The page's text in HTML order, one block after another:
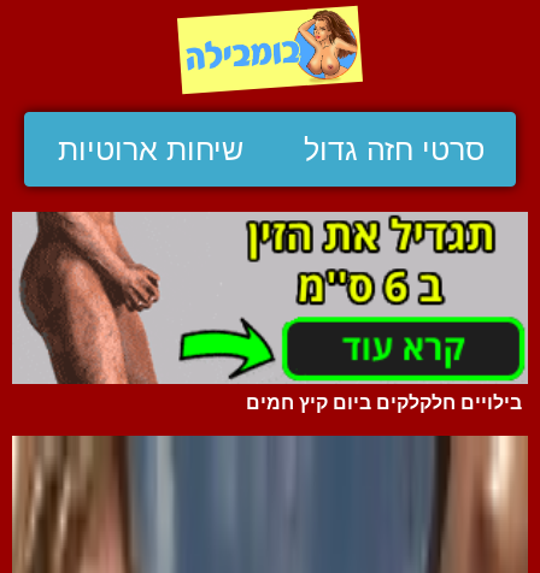
סרטי חזה גדול שיחות ארוטיות
בילויים חלקלקים ביום קיץ חמים